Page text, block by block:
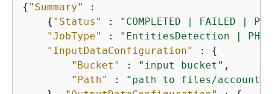
{ "Summary"
:
{ "Status" :
"COMPLETED | FAILED |
"JobType"
:
"EntitiesDetection |
"InputDataConfiguration"
: {
"Bucket"
: "input bucket" ,
"Path"
:
"path to files/account